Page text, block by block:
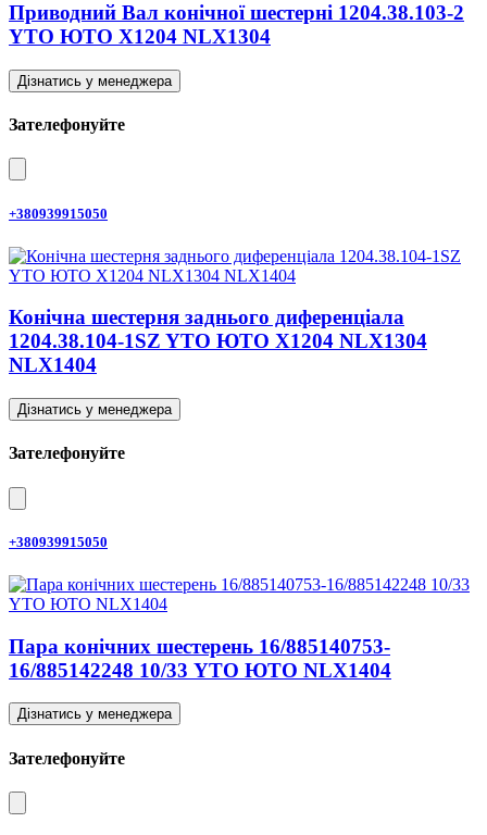
Приводний Вал конічної шестерні 1204.38.103-2
YTO ЮТО X1204 NLX1304
Дізнатись у менеджера
Зателефонуйте
+380939915050
Конічна шестерня заднього диференціала
1204.38.104-1SZ YTO ЮТО X1204 NLX1304
NLX1404
Дізнатись у менеджера
Зателефонуйте
+380939915050
Пара конічних шестерень 16/885140753-
16/885142248 10/33 YTO ЮТО NLX1404
Дізнатись у менеджера
Зателефонуйте